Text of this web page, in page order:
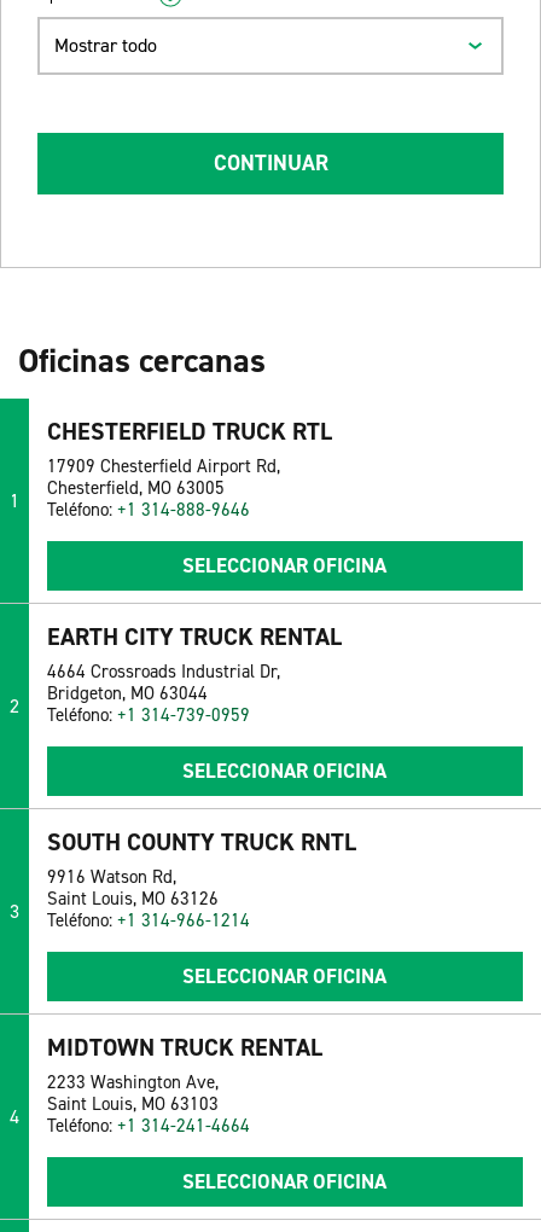
Mostrar todo
CONTINUAR
Oficinas cercanas
1
CHESTERFIELD TRUCK RTL
17909 Chesterfield Airport Rd,
Chesterfield, MO 63005
Teléfono: +1 314-888-9646
SELECCIONAR OFICINA
2
EARTH CITY TRUCK RENTAL
4664 Crossroads Industrial Dr,
Bridgeton, MO 63044
Teléfono: +1 314-739-0959
SELECCIONAR OFICINA
3
SOUTH COUNTY TRUCK RNTL
9916 Watson Rd,
Saint Louis, MO 63126
Teléfono: +1 314-966-1214
SELECCIONAR OFICINA
4
MIDTOWN TRUCK RENTAL
2233 Washington Ave,
Saint Louis, MO 63103
Teléfono: +1 314-241-4664
SELECCIONAR OFICINA